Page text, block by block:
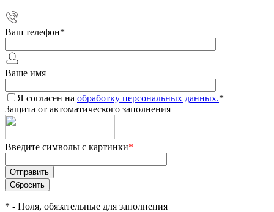
Ваш телефон*
Ваше имя
Я согласен на обработку персональных данных.*
Защита от автоматического заполнения
Введите символы с картинки*
* - Поля, обязательные для заполнения